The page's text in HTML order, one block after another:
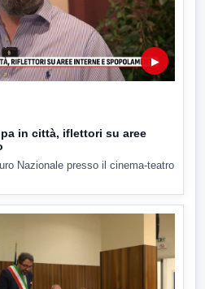
▶
in città, iflettori su aree
Nazionale presso il cinema-teatro